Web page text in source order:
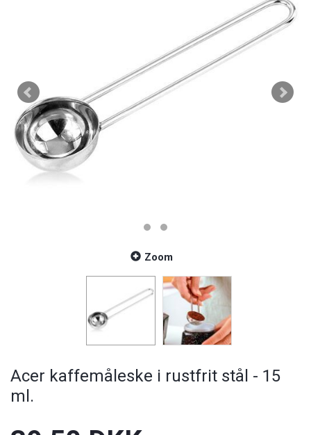
Zoom
Acer kaffemåleske i rustfrit stål - 15
ml.